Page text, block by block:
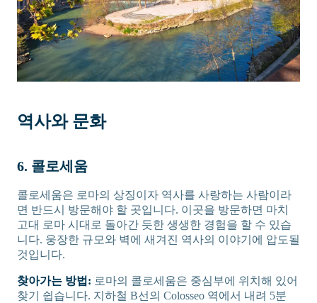
역사와 문화
6. 콜로세움
콜로세움은 로마의 상징이자 역사를 사랑하는 사람이라
면 반드시 방문해야 할 곳입니다. 이곳을 방문하면 마치
고대 로마 시대로 돌아간 듯한 생생한 경험을 할 수 있습
니다. 웅장한 규모와 벽에 새겨진 역사의 이야기에 압도될
것입니다.
찾아가는 방법: 로마의 콜로세움은 중심부에 위치해 있어
찾기 쉽습니다. 지하철 B선의 Colosseo 역에서 내려 5분